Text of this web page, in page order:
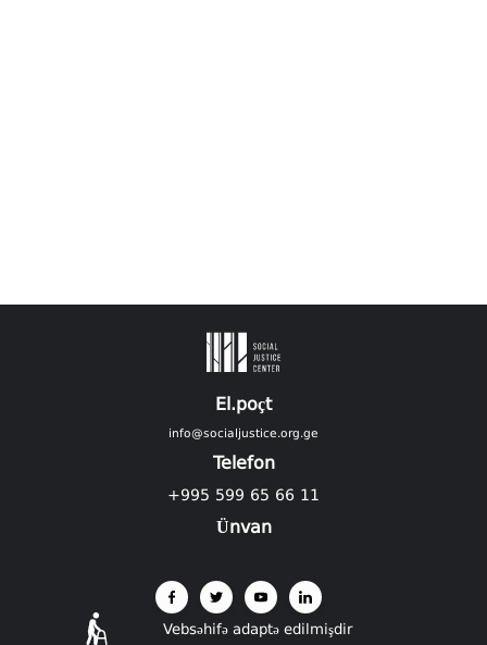
El.poçt
info@socialjustice.org.ge
Telefon
+995 599 65 66 11
Ünvan
Vebsəhifə adaptə edilmişdir